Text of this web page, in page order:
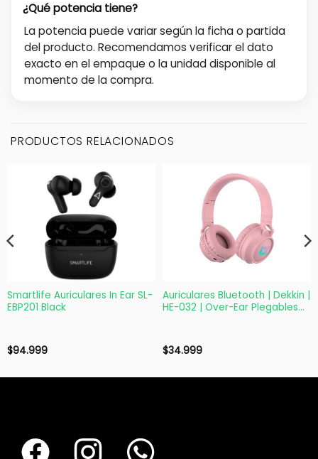
¿Qué potencia tiene?
La potencia puede variar según la ficha o partida
del producto. Recomendamos verificar el dato
exacto en el empaque o la unidad disponible al
momento de la compra.
PRODUCTOS RELACIONADOS
Smartlife Auriculares In Ear SL-
EBP201 Black
$94.999
Auriculares Bluetooth | Dekkin |
HE-032 | Over-Ear Plegables
$34.999